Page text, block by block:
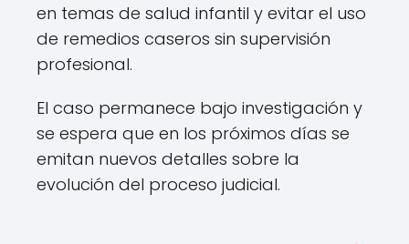
en temas de salud infantil y evitar el uso
de remedios caseros sin supervisión
profesional.
El caso permanece bajo investigación y
se espera que en los próximos días se
emitan nuevos detalles sobre la
evolución del proceso judicial.